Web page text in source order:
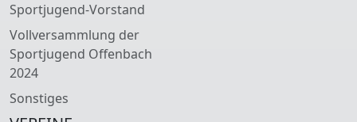
Sportjugend-Vorstand
Vollversammlung der
Sportjugend Offenbach
2024
Sonstiges